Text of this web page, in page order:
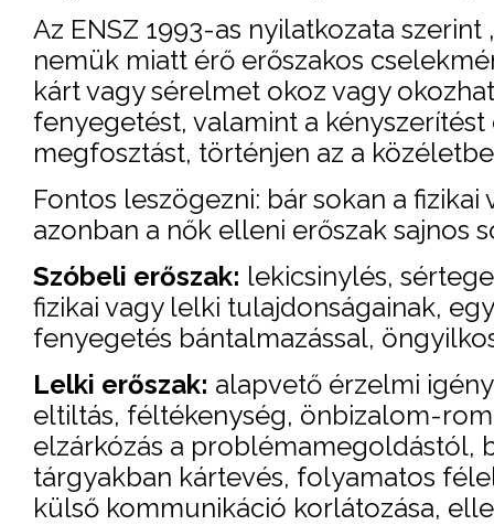
Az ENSZ 1993-as nyilatkozata
nemük miatt érő erőszakos
kárt vagy sérelmet okoz vagy
fenyegetést, valamint a
megfosztást, történjen az a
Fontos leszögezni: bár sokan a
azonban a nők elleni erőszak sajnos
Szóbeli erőszak: lekicsinylés,
fizikai vagy lelki tulajdonságainak,
fenyegetés bántalmazással,
Lelki erőszak: alapvető érzelmi
eltiltás, féltékenység, önbizalom-
elzárkózás a problémamegoldástól,
tárgyakban kártevés, folyamatos
külső kommunikáció korlátozása,